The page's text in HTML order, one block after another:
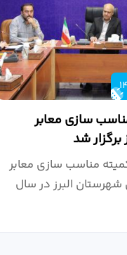
سازی معابر
شد
مناسب سازی معابر
البرز در سال